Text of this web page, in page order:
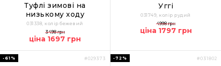
Туфлі зимові на
низькому ходу
031338, колір бежевий
3498 грн
ціна 1697 грн
Уггі
031749, колір рудий
4998 грн
ціна 1797 грн
#029373
-61% #031802
-72%